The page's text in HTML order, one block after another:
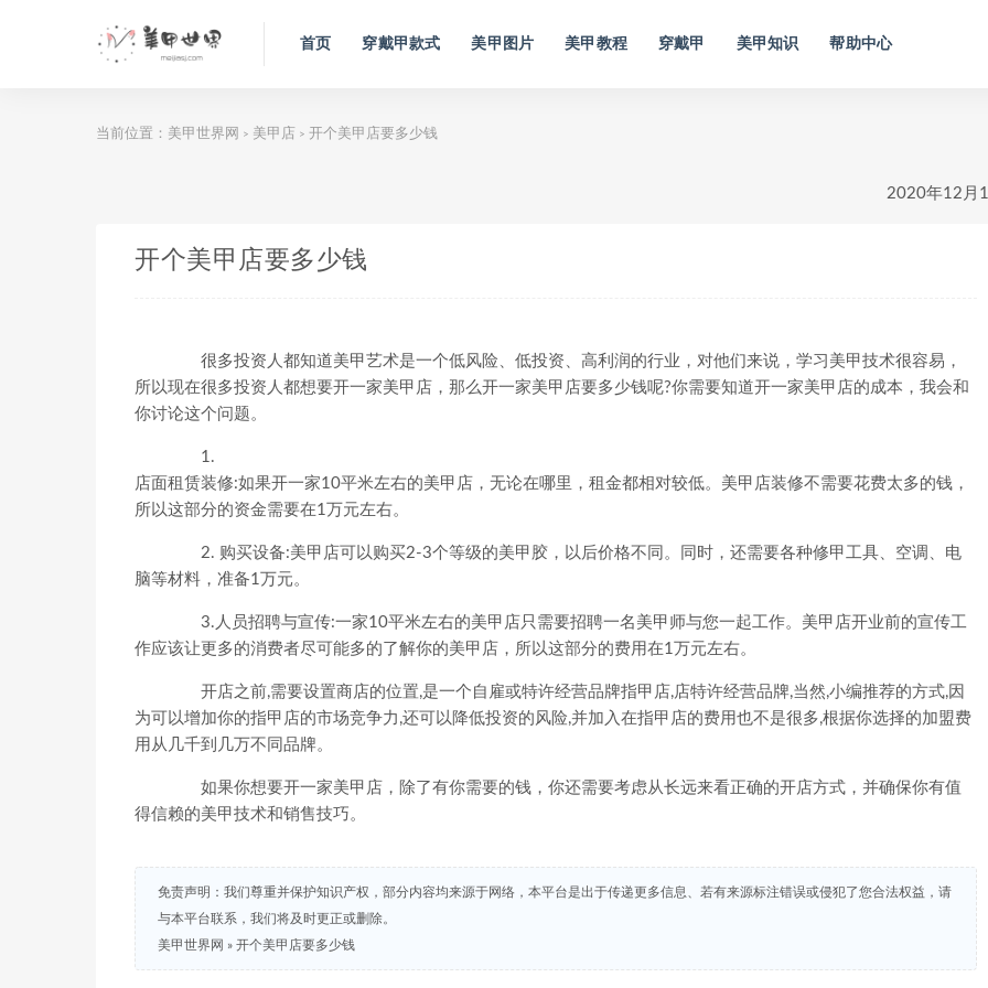
首页 穿戴甲款式 美甲图片 美甲教程 穿戴甲 美甲知识 帮助中心
当前位置： 美甲世界网 > 美甲店 > 开个美甲店要多少钱
2020年12月
开个美甲店要多少钱
很多投资人都知道美甲艺术是一个低风险、低投资、高利润的行业，对他们来说，学习美甲技术很容易，
所以现在很多投资人都想要开一家美甲店，那么开一家美甲店要多少钱呢?你需要知道开一家美甲店的成本，我会和
你讨论这个问题。
1.
店面租赁装修:如果开一家10平米左右的美甲店，无论在哪里，租金都相对较低。美甲店装修不需要花费太多的钱，
所以这部分的资金需要在1万元左右。
2. 购买设备:美甲店可以购买2-3个等级的美甲胶，以后价格不同。同时，还需要各种修甲工具、空调、电
脑等材料，准备1万元。
3.人员招聘与宣传:一家10平米左右的美甲店只需要招聘一名美甲师与您一起工作。美甲店开业前的宣传工
作应该让更多的消费者尽可能多的了解你的美甲店，所以这部分的费用在1万元左右。
开店之前,需要设置商店的位置,是一个自雇或特许经营品牌指甲店,店特许经营品牌,当然,小编推荐的方式,因
为可以增加你的指甲店的市场竞争力,还可以降低投资的风险,并加入在指甲店的费用也不是很多,根据你选择的加盟费
用从几千到几万不同品牌。
如果你想要开一家美甲店，除了有你需要的钱，你还需要考虑从长远来看正确的开店方式，并确保你有值
得信赖的美甲技术和销售技巧。
免责声明：我们尊重并保护知识产权，部分内容均来源于网络，本平台是出于传递更多信息、若有来源标注错误或侵犯了您合法权益，请
与本平台联系，我们将及时更正或删除。
美甲世界网 » 开个美甲店要多少钱